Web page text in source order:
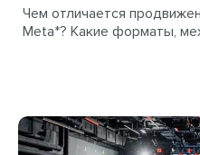
Чем отличается
Meta*? Какие форматы,